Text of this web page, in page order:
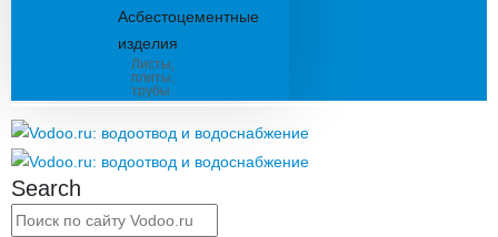
Асбестоцементные
изделия
Листы,
плиты,
трубы
Search